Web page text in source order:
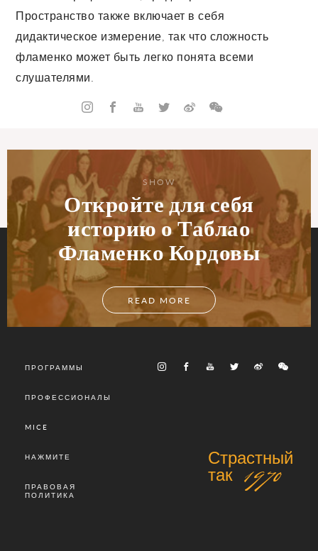
Пространство также включает в себя
дидактическое измерение, так что сложность
фламенко может быть легко понята всеми
слушателями.
SHOW
Откройте для себя
историю о Таблао
Фламенко Кордовы
READ MORE
ПРОГРАММЫ
ПРОФЕССИОНАЛЫ
MICE
НАЖМИТЕ
ПРАВОВАЯ
ПОЛИТИКА
Страстный
так 1970